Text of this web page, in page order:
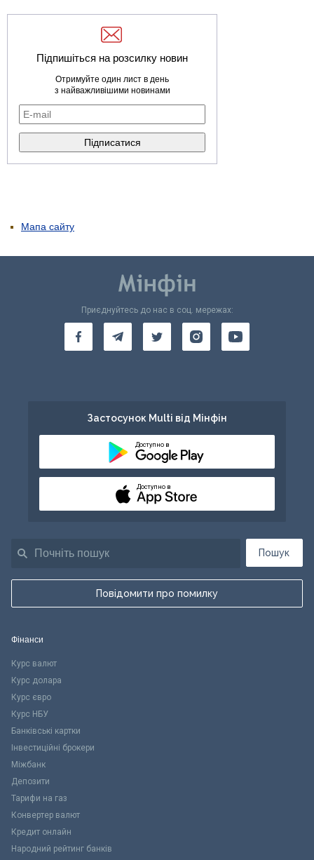
Підпишіться на розсилку новин
Отримуйте один лист в день
з найважливішими новинами
Мапа сайту
Пошук
Повідомити про помилку
Приєднуйтесь до нас в соц. мережах:
Застосунок Multi від Мінфін
Доступно в
Доступно в
Фінанси
Курс валют
Курс долара
Курс євро
Курс НБУ
Банківські картки
Інвестиційні брокери
Міжбанк
Депозити
Тарифи на газ
Конвертер валют
Кредит онлайн
Народний рейтинг банків